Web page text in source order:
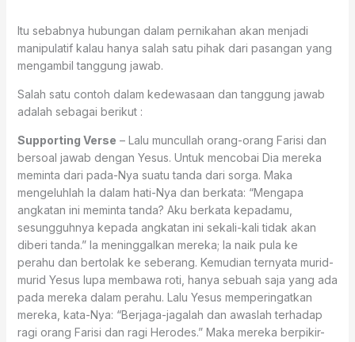
Itu sebabnya hubungan dalam pernikahan akan menjadi
manipulatif kalau hanya salah satu pihak dari pasangan yang
mengambil tanggung jawab.
Salah satu contoh dalam kedewasaan dan tanggung jawab
adalah sebagai berikut :
Supporting Verse – Lalu muncullah orang-orang Farisi dan
bersoal jawab dengan Yesus. Untuk mencobai Dia mereka
meminta dari pada-Nya suatu tanda dari sorga. Maka
mengeluhlah Ia dalam hati-Nya dan berkata: “Mengapa
angkatan ini meminta tanda? Aku berkata kepadamu,
sesungguhnya kepada angkatan ini sekali-kali tidak akan
diberi tanda.” Ia meninggalkan mereka; Ia naik pula ke
perahu dan bertolak ke seberang. Kemudian ternyata murid-
murid Yesus lupa membawa roti, hanya sebuah saja yang ada
pada mereka dalam perahu. Lalu Yesus memperingatkan
mereka, kata-Nya: “Berjaga-jagalah dan awaslah terhadap
ragi orang Farisi dan ragi Herodes.” Maka mereka berpikir-